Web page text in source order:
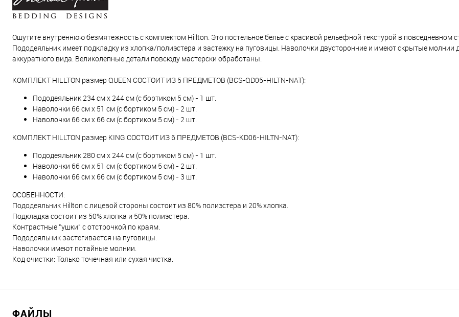
Ощутите внутреннюю безмятежность с комплектом Hillton. Это постельное белье с красивой рельефной текстурой в повседневном
Пододеяльник имеет подкладку из хлопка/полиэстера и застежку на пуговицы. Наволочки двусторонние и имеют скрытые молнии
аккуратного вида. Великолепные детали повсюду мастерски обработаны.
КОМПЛЕКТ HILLTON размер QUEEN СОСТОИТ ИЗ 5 ПРЕДМЕТОВ (BCS-QD05-HILTN-NAT):
Пододеяльник 234 см х 244 см (с бортиком 5 см) - 1 шт.
Наволочки 66 см x 51 см (с бортиком 5 см) - 2 шт.
Наволочки 66 см x 66 см (с бортиком 5 см) - 2 шт.
КОМПЛЕКТ HILLTON размер KING СОСТОИТ ИЗ 6 ПРЕДМЕТОВ (BCS-KD06-HILTN-NAT):
Пододеяльник 280 см х 244 см (с бортиком 5 см) - 1 шт.
Наволочки 66 см x 51 см (с бортиком 5 см) - 2 шт.
Наволочки 66 см x 66 см (с бортиком 5 см) - 3 шт.
ОСОБЕННОСТИ:
Пододеяльник Hillton с лицевой стороны состоит из 80% полиэстера и 20% хлопка.
Подкладка состоит из 50% хлопка и 50% полиэстера.
Контрастные "ушки" с отстрочкой по краям.
Пододеяльник застегивается на пуговицы.
Наволочки имеют потайные молнии.
Код очистки: Только точечная или сухая чистка.
ФАЙЛЫ